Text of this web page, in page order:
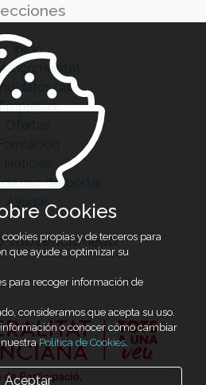
Inicio
as
Ofertas
Noticias
uso del portal
Ayudas
subvencionado
Cookies
propias y de terceros para
que ayude a optimizar su
para recoger información de
consideramos que acepta su uso.
o conocer cómo cambiar
Política de Cookies.
Aceptar